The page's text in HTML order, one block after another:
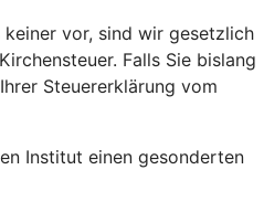
vor, sind wir gesetzlich
Falls Sie bislang
Steuererklärung vom
Institut einen gesonderten